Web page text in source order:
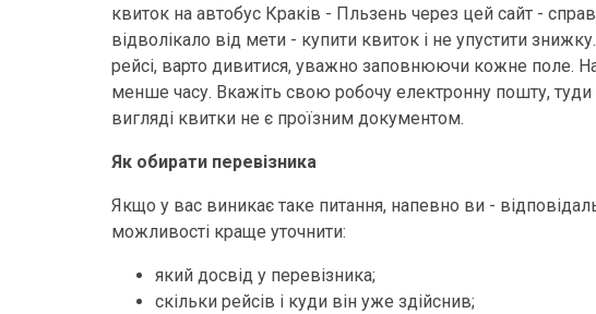
квиток на автобус Краків - Пльзень через цей сайт -
відволікало від мети - купити квиток і не упустити
рейсі, варто дивитися, уважно заповнюючи кожне поле.
менше часу. Вкажіть свою робочу електронну пошту,
вигляді квитки не є проїзним документом.
Як обирати перевізника
Якщо у вас виникає таке питання, напевно ви -
можливості краще уточнити:
який досвід у перевізника;
скільки рейсів і куди він уже здійснив;